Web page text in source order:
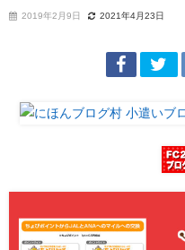
2019年2月9日 2021年4月23日